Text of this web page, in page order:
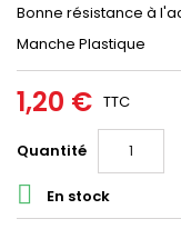
Bonne résistance à
Manche Plastique
1,20 € TTC
Quantité
 En stock